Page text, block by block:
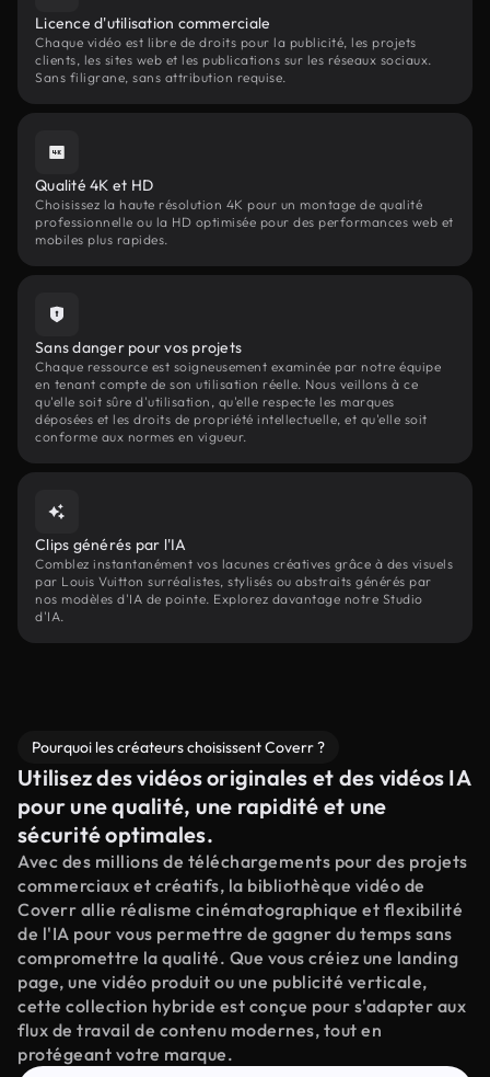
Licence d'utilisation commerciale
Chaque vidéo est libre de droits pour la publicité, les projets
clients, les sites web et les publications sur les réseaux sociaux.
Sans filigrane, sans attribution requise.
Qualité 4K et HD
Choisissez la haute résolution 4K pour un montage de qualité
professionnelle ou la HD optimisée pour des performances web et
mobiles plus rapides.
Sans danger pour vos projets
Chaque ressource est soigneusement examinée par notre équipe
en tenant compte de son utilisation réelle. Nous veillons à ce
qu'elle soit sûre d'utilisation, qu'elle respecte les marques
déposées et les droits de propriété intellectuelle, et qu'elle soit
conforme aux normes en vigueur.
Clips générés par l'IA
Comblez instantanément vos lacunes créatives grâce à des visuels
par Louis Vuitton surréalistes, stylisés ou abstraits générés par
nos modèles d'IA de pointe. Explorez davantage notre Studio
d'IA.
Pourquoi les créateurs choisissent Coverr ?
Utilisez des vidéos originales et des vidéos IA
pour une qualité, une rapidité et une
sécurité optimales.
Avec des millions de téléchargements pour des projets
commerciaux et créatifs, la bibliothèque vidéo de
Coverr allie réalisme cinématographique et flexibilité
de l'IA pour vous permettre de gagner du temps sans
compromettre la qualité. Que vous créiez une landing
page, une vidéo produit ou une publicité verticale,
cette collection hybride est conçue pour s'adapter aux
flux de travail de contenu modernes, tout en
protégeant votre marque.